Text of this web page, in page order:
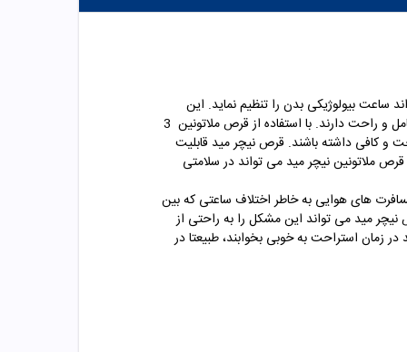
ساعت بیولوژیکی بدن را تنظیم نماید. این
موضوع باعث می شود که بتوان طبق ساعت خوابیده و از بی خوابی خلاص شد. معمولا افراد مسن مشکلات بسیار زیادی برای خواب کامل و راحت دارند. با استفاده از قرص ملاتونین 3
و کافی داشته باشند. قرص نیچر مید قابلیت
ملاتونین نیچر مید می تواند در سلامتی
مسافرت های هوایی به خاطر اختلاف ساعتی که بین
مید می تواند این مشکل را به راحتی از
در زمان استراحت به خوبی بخوابند، طبیعتا در